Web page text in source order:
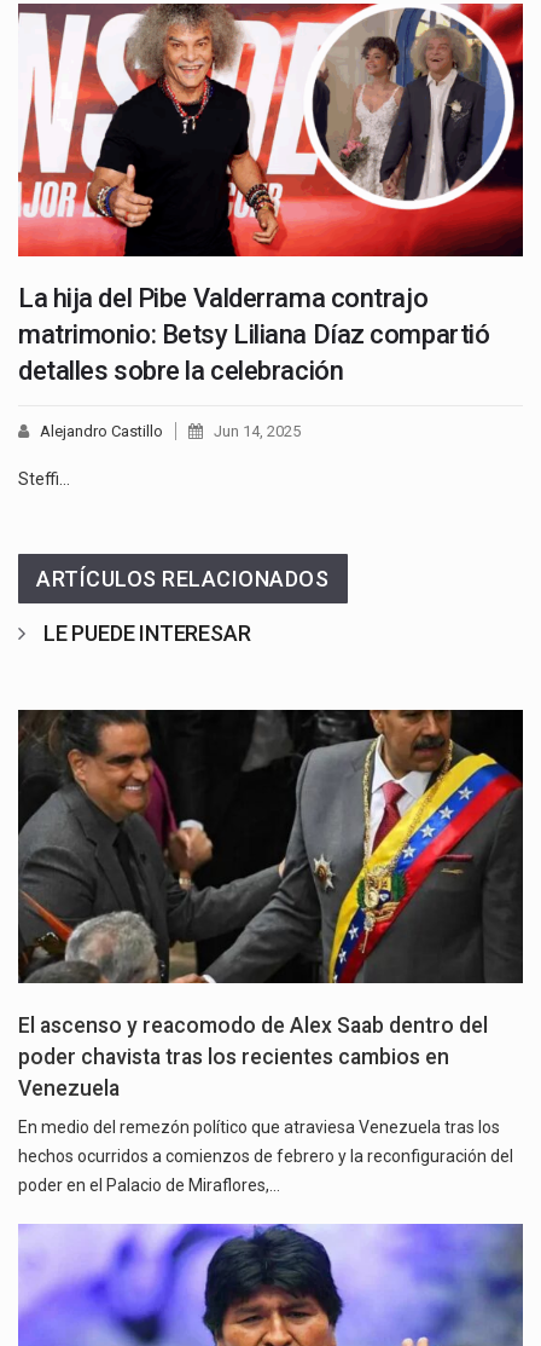
La hija del Pibe Valderrama contrajo
matrimonio: Betsy Liliana Díaz compartió
detalles sobre la celebración
Alejandro Castillo Jun 14, 2025
Steffi…
ARTÍCULOS RELACIONADOS
LE PUEDE INTERESAR
El ascenso y reacomodo de Alex Saab dentro del
poder chavista tras los recientes cambios en
Venezuela
En medio del remezón político que atraviesa Venezuela tras los
hechos ocurridos a comienzos de febrero y la reconfiguración del
poder en el Palacio de Miraflores,…